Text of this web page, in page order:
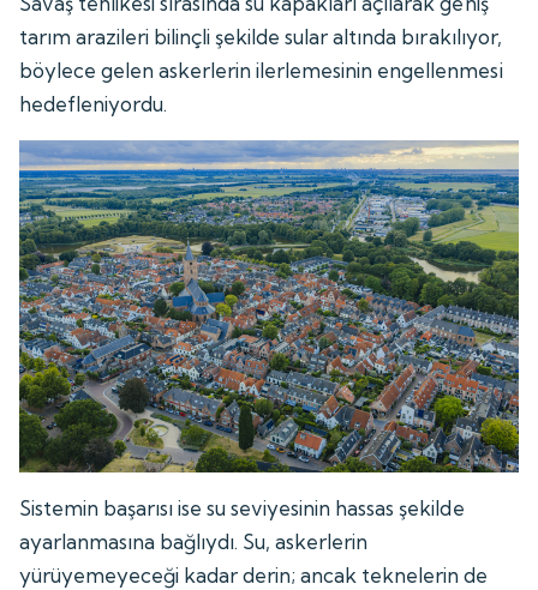
tarım arazileri bilinçli şekilde sular altında bırakılıyor,
böylece gelen askerlerin ilerlemesinin engellenmesi
hedefleniyordu.
Sistemin başarısı ise su seviyesinin hassas şekilde
ayarlanmasına bağlıydı. Su, askerlerin
yürüyemeyeceği kadar derin; ancak teknelerin de